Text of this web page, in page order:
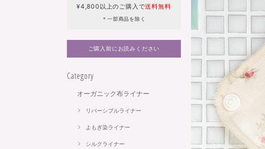
¥4,800以上のご購入で送料無料
＊一部商品を除く
ご購入前にお読みください
Category
オーガニック布ライナー
リバーシブルライナー
よもぎ染ライナー
シルクライナー